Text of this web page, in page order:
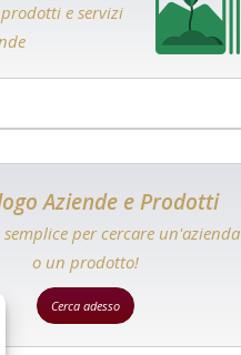
e servizi
Aziende e Prodotti
per cercare un'azienda
o un prodotto!
Cerca adesso